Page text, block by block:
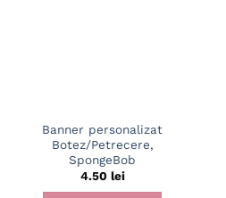
Banner personalizat
Botez/Petrecere,
SpongeBob
4.50 lei